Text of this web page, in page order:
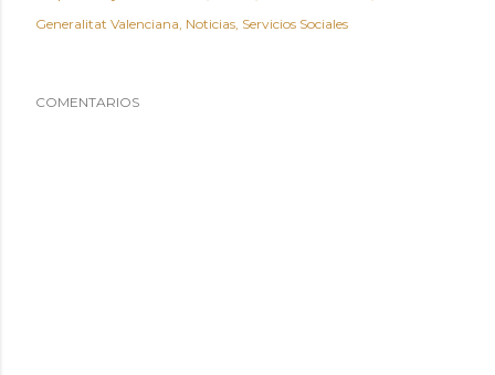
Generalitat Valenciana Noticias Servicios Sociales
COMENTARIOS